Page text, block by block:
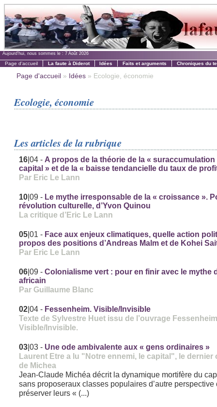
Aujourd'hui, nous sommes le : 7 Août 2026
Page d'accueil La faute à Diderot Idées Faits et arguments Chroniques du
Page d'accueil » Idées » Ecologie, économie
Ecologie, économie
Les articles de la rubrique
16 |04 - A propos de la théorie de la « suraccumulation
capital » et de la « baisse tendancielle du taux de
Par Eric Le Lann
10 |09 - Le mythe irresponsable de la « croissance ».
révolution culturelle, d’Yvon Quinou
La critique d’Eric Le Lann
05 |01 - Face aux enjeux climatiques, quelle action
propos des positions d’Andreas Malm et de Kohei
Par Eric Le Lann
06 |09 -Colonialisme vert : pour en finir avec le mythe
africain
Par Guillaume Blanc
02 |04 - Fessenheim. Visible/Invisible
Texte de Sylvestre Huet issu de l’ouvrage
Visible/Invisible.
03 |03 - Une ode ambivalente aux « gens ordinaires »
Laurent Etre a lu "Notre ennemi, le capital", le dernier
de Michea
Jean-Claude Michéa décrit la dynamique mortifère du
sans proposeraux classes populaires d’autre perspective
préserver leurs « (...)